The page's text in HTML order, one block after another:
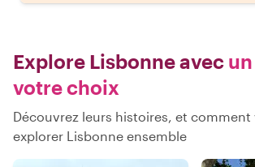
Explore Lisbonne avec
votre choix
Découvrez leurs histoires, et
explorer Lisbonne ensemble